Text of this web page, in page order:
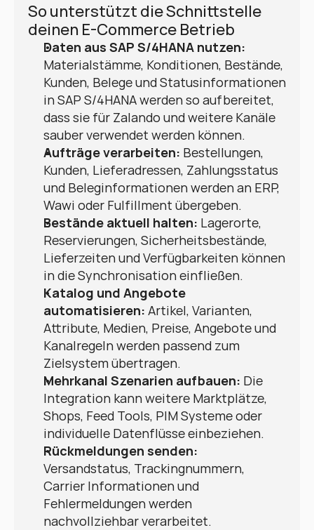
So unterstützt die Schnittstelle
deinen E-Commerce Betrieb
Daten aus SAP S/4HANA nutzen:
Materialstämme, Konditionen, Bestände,
Kunden, Belege und Statusinformationen
in SAP S/4HANA werden so aufbereitet,
dass sie für Zalando und weitere Kanäle
sauber verwendet werden können.
Aufträge verarbeiten: Bestellungen,
Kunden, Lieferadressen, Zahlungsstatus
und Beleginformationen werden an ERP,
Wawi oder Fulfillment übergeben.
Bestände aktuell halten: Lagerorte,
Reservierungen, Sicherheitsbestände,
Lieferzeiten und Verfügbarkeiten können
in die Synchronisation einfließen.
Katalog und Angebote
automatisieren: Artikel, Varianten,
Attribute, Medien, Preise, Angebote und
Kanalregeln werden passend zum
Zielsystem übertragen.
Mehrkanal Szenarien aufbauen: Die
Integration kann weitere Marktplätze,
Shops, Feed Tools, PIM Systeme oder
individuelle Datenflüsse einbeziehen.
Rückmeldungen senden:
Versandstatus, Trackingnummern,
Carrier Informationen und
Fehlermeldungen werden
nachvollziehbar verarbeitet.